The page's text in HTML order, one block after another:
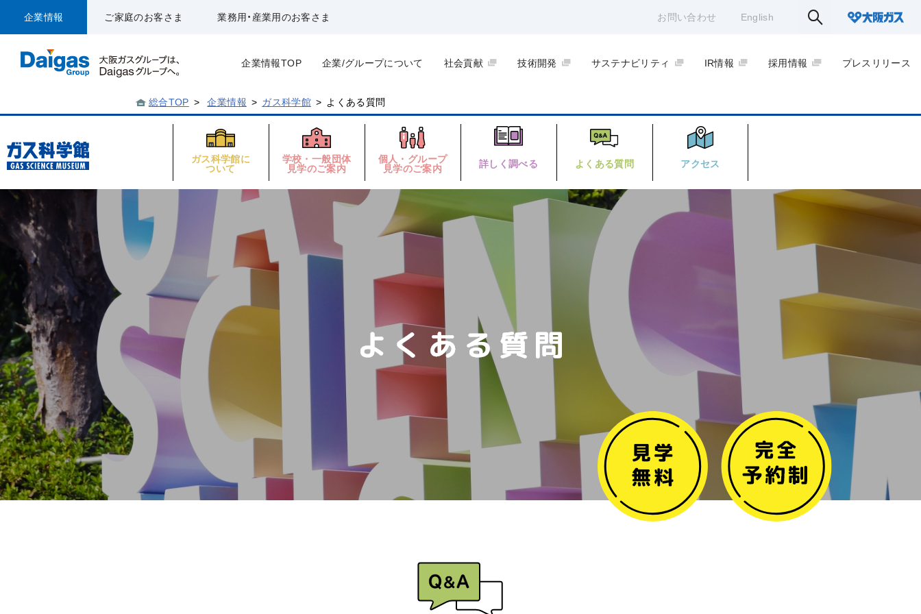
企業情報 ご家庭のお客さま 業務用・産業用のお客さま お問い合わせ English
企業情報TOP 企業/グループについて 社会貢献 技術開発 サステナビリティ IR情報 採用情報 プレスリリース
総合TOP > 企業情報 > ガス科学館 > よくある質問
ガス科学館に
ついて
学校・一般団体
見学のご案内
個人・グループ
見学のご案内
詳しく調べる よくある質問 アクセス